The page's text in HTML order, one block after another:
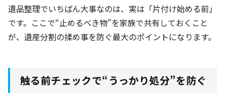
遺品整理でいちばん大事なのは、実は「片付け始める前」
です。ここで“止めるべき物”を家族で共有しておくこと
が、遺産分割の揉め事を防ぐ最大のポイントになります。
触る前チェックで“うっかり処分”を防ぐ